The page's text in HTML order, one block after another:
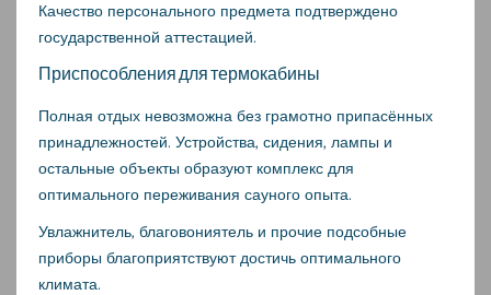
Качество персонального предмета подтверждено
государственной аттестацией.
Приспособления для термокабины
Полная отдых невозможна без грамотно припасённых
принадлежностей. Устройства, сидения, лампы и
остальные объекты образуют комплекс для
оптимального переживания сауного опыта.
Увлажнитель, благовониятель и прочие подсобные
приборы благоприятствуют достичь оптимального
климата.